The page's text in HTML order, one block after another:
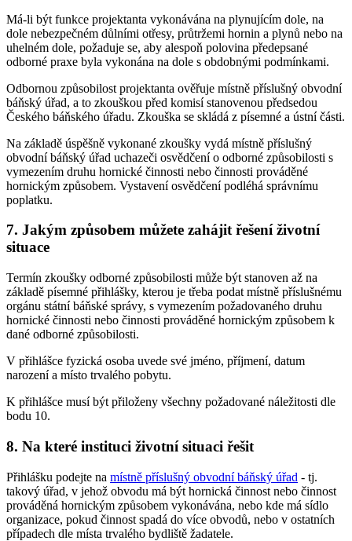
Má-li být funkce projektanta vykonávána na plynujícím dole, na
dole nebezpečném důlními otřesy, průtržemi hornin a plynů nebo na
uhelném dole, požaduje se, aby alespoň polovina předepsané
odborné praxe byla vykonána na dole s obdobnými podmínkami.
Odbornou způsobilost projektanta ověřuje místně příslušný obvodní
báňský úřad, a to zkouškou před komisí stanovenou předsedou
Českého báňského úřadu. Zkouška se skládá z písemné a ústní části.
Na základě úspěšně vykonané zkoušky vydá místně příslušný
obvodní báňský úřad uchazeči osvědčení o odborné způsobilosti s
vymezením druhu hornické činnosti nebo činnosti prováděné
hornickým způsobem. Vystavení osvědčení podléhá správnímu
poplatku.
7. Jakým způsobem můžete zahájit řešení životní
situace
Termín zkoušky odborné způsobilosti může být stanoven až na
základě písemné přihlášky, kterou je třeba podat místně příslušnému
orgánu státní báňské správy, s vymezením požadovaného druhu
hornické činnosti nebo činnosti prováděné hornickým způsobem k
dané odborné způsobilosti.
V přihlášce fyzická osoba uvede své jméno, příjmení, datum
narození a místo trvalého pobytu.
K přihlášce musí být přiloženy všechny požadované náležitosti dle
bodu 10.
8. Na které instituci životní situaci řešit
Přihlášku podejte na místně příslušný obvodní báňský úřad - tj.
takový úřad, v jehož obvodu má být hornická činnost nebo činnost
prováděná hornickým způsobem vykonávána, nebo kde má sídlo
organizace, pokud činnost spadá do více obvodů, nebo v ostatních
případech dle místa trvalého bydliště žadatele.